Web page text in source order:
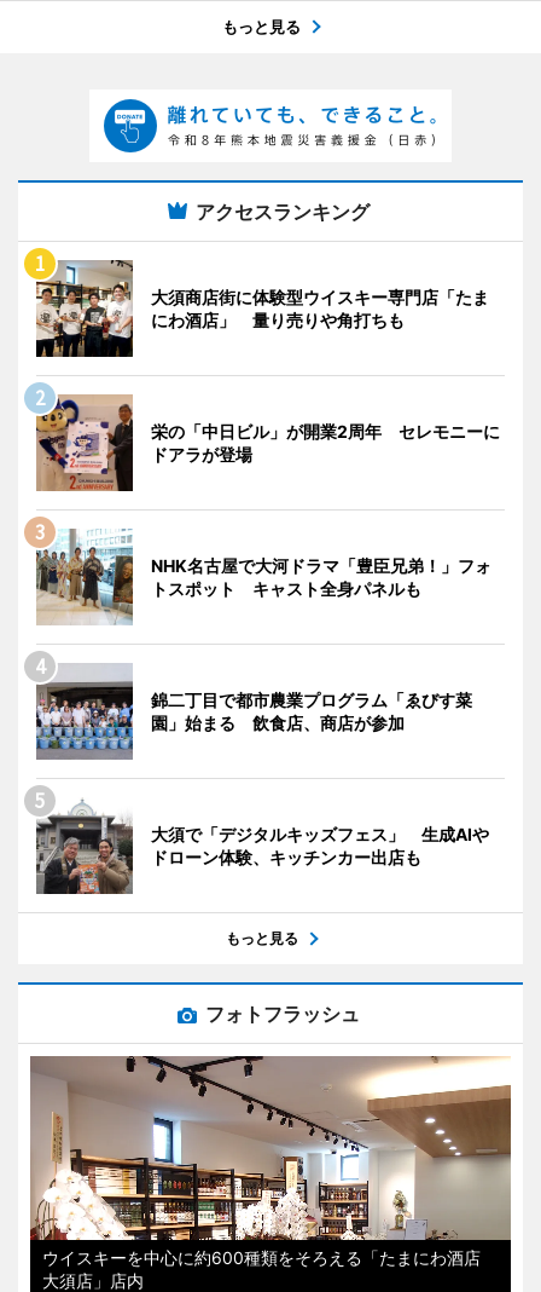
もっと見る
アクセスランキング
大須商店街に体験型ウイスキー専門店「たま
にわ酒店」 量り売りや角打ちも
栄の「中日ビル」が開業2周年 セレモニーに
ドアラが登場
NHK名古屋で大河ドラマ「豊臣兄弟！」フォ
トスポット キャスト全身パネルも
錦二丁目で都市農業プログラム「ゑびす菜
園」始まる 飲食店、商店が参加
大須で「デジタルキッズフェス」 生成AIや
ドローン体験、キッチンカー出店も
もっと見る
フォトフラッシュ
ウイスキーを中心に約600種類をそろえる「たまにわ酒店
大須店」店内